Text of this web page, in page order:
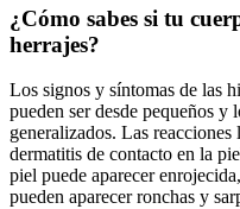
¿Cómo sabes si tu
herrajes?
Los signos y síntomas de las
pueden ser desde pequeños y
generalizados. Las
dermatitis de contacto en la
piel puede aparecer
pueden aparecer ronchas y